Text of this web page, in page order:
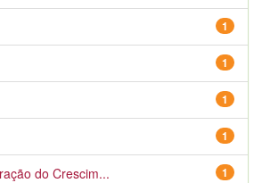
1
1
1
1
1
do Crescim...